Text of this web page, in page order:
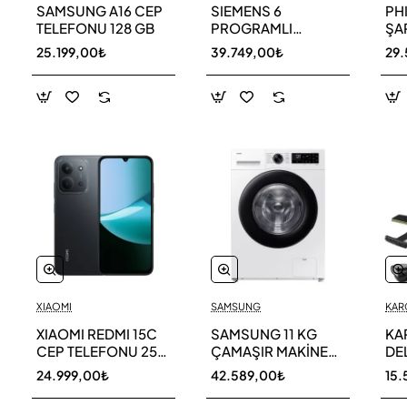
SAMSUNG A16 CEP
TELEFONU 128 GB
25.199,00₺
XIAOMI
XIAOMI REDMI 15C
CEP TELEFONU 256
GB
24.999,00₺
SIEMENS 6
PROGRAMLI
BULAŞIK MAKİNESİ
SN216W00DT
39.749,00₺
SAMSUNG
SAMSUNG 11 KG
ÇAMAŞIR MAKİNESİ
WW11DG5B25AEAH
42.589,00₺
11